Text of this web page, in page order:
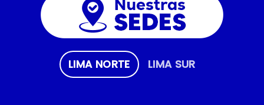
LIMA NORTE LIMA SUR